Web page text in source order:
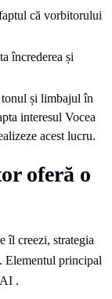
că vorbitorului
încrederea și
și limbajul în
interesul Vocea
acest lucru.
oferă o
îl creezi, strategia
Elementul principal
.